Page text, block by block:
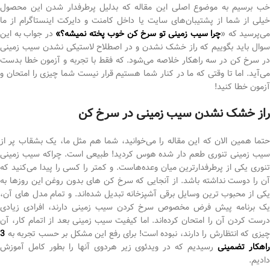
خب برسیم به موضوع اصلی این مقاله که بدلیل پرطرفدار شدن این محصول
خیلی‌ از شما از پشتیبان‌های سایت یا داخل کامنت و دایرکت اینستاگرام از ما
می‌پرسید که «چرا سیب زمینی تو سرخ کن خوب پخته نمیشه؟» در جواب به این
سوال باید بگوییم که راز خشک نشدن و در اصطلاح لاستیکی نشدن سیب زمینی
در سرخ کن در سه راهکار خلاصه می‌شود. که فقط با تجربه و آزمون خطا بدست
می‌آید. اما تا وقتی که ما در کنار شما هستیم قرار نیست شما چیزی را امتحان و
آزمون خطا کنید!
راز خشک نشدن سیب زمینی در سرخ کن
حتما همین الان که این مقاله را می‌خوانید، شما هم مثل ما، یک بشقاب پر از
سیب زمینی تنوری طعم دار شده هوس کردید! طبیعی است. چراکه سیب زمینی
تنوری یکی از پرطرفدارترین میان وعده‌‌هاست. و کمتر را کسی را پیدا می‌کنید که
آن را دوست نداشته باشد. از آنجایی که سرخ کن های بدون روغن این روزها به
یکی از محبوب ترین وسایل برقی آشپزخانه تبدیل شده‌اند. و تمام مدل های آن،
یک برنامه پیش فرض مخصوص سرخ کردن سیب زمینی دارند، افرادی زیادی
درست کردن آن را امتحان کرده‌اند. اما کیفیت سیب زمینی بعد از اتمام کار، آن
چیزی که انتظارش را دارند، نبوده است! برای رفع این مشکل بر حسب تجربه به 3
راهکار تضمینیرسیدیم که در ویدئوی زیر هردوی آنها را بطور کامل آموزش
دادیم.‌